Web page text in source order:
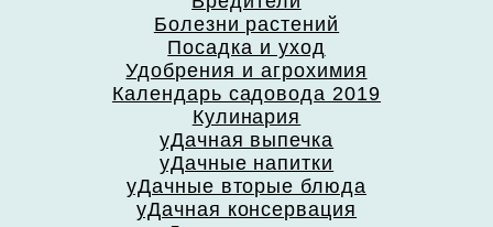
Болезни растений
Посадка и уход
Удобрения и агрохимия
Календарь садовода 2019
Кулинария
уДачная выпечка
уДачные напитки
уДачные вторые блюда
уДачная консервация